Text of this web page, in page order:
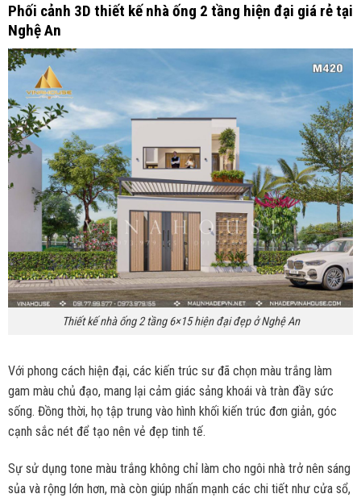
Phối cảnh 3D thiết kế nhà ống 2 tầng hiện đại giá rẻ tại
Nghệ An
Thiết kế nhà ống 2 tầng 6×15 hiện đại đẹp ở Nghệ An
Với phong cách hiện đại, các kiến trúc sư đã chọn màu trắng làm
gam màu chủ đạo, mang lại cảm giác sảng khoái và tràn đầy sức
sống. Đồng thời, họ tập trung vào hình khối kiến trúc đơn giản, góc
cạnh sắc nét để tạo nên vẻ đẹp tinh tế.
Sự sử dụng tone màu trắng không chỉ làm cho ngôi nhà trở nên sáng
sủa và rộng lớn hơn, mà còn giúp nhấn mạnh các chi tiết như cửa sổ,